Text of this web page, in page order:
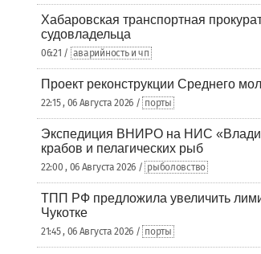
Хабаровская транспортная
судовладельца
06:21 / аварийность и чп
Проект реконструкции Среднего
22:15 , 06 Августа 2026 / порты
Экспедиция ВНИРО на НИС
крабов и пелагических рыб
22:00 , 06 Августа 2026 / рыболовство
ТПП РФ предложила увеличить
Чукотке
21:45 , 06 Августа 2026 / порты